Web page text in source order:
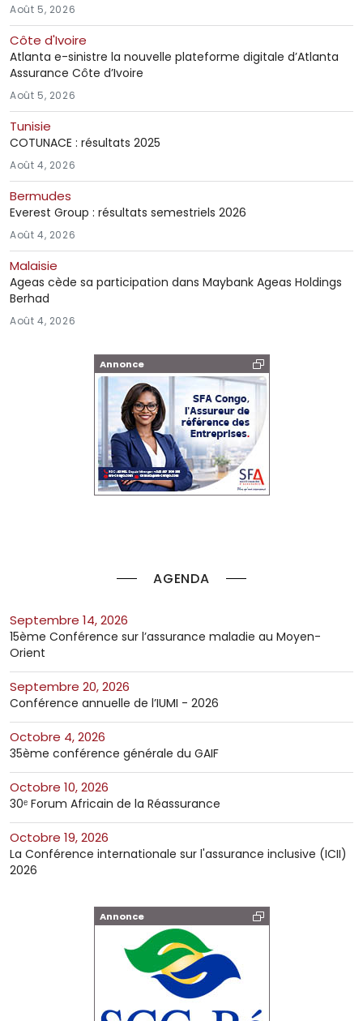
Annonce
AGENDA
septembre 14, 2026
15ème Conférence sur l’assurance maladie au Moyen-
Orient
septembre 20, 2026
Conférence annuelle de l’IUMI - 2026
octobre 4, 2026
35ème conférence générale du GAIF
octobre 10, 2026
30ᵉ Forum Africain de la Réassurance
octobre 19, 2026
La Conférence internationale sur l'assurance inclusive (ICII)
2026
Annonce
Août 5, 2026
Côte d'Ivoire
Atlanta e-sinistre la nouvelle plateforme digitale d’Atlanta
Assurance Côte d’Ivoire
Août 5, 2026
Tunisie
COTUNACE : résultats 2025
Août 4, 2026
Bermudes
Everest Group : résultats semestriels 2026
Août 4, 2026
Malaisie
Ageas cède sa participation dans Maybank Ageas Holdings
Berhad
Août 4, 2026